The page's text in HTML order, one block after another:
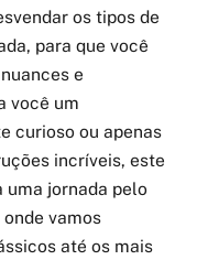
os tipos de
para que você
e
você um
curioso ou apenas
incríveis, este
uma jornada pelo
vamos
até os mais